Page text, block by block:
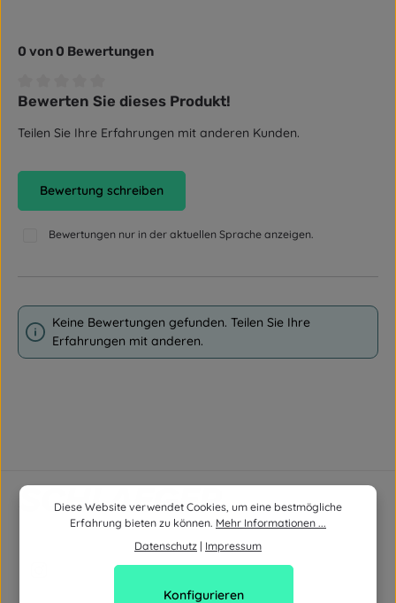
0 von 0 Bewertungen
Durchschnittliche Bewertung von 0 von 5 Sternen
Bewerten Sie dieses Produkt!
Teilen Sie Ihre Erfahrungen mit anderen Kunden.
Bewertung schreiben
Bewertungen nur in der aktuellen Sprache anzeigen.
Keine Bewertungen gefunden. Teilen Sie Ihre
Erfahrungen mit anderen.
Diese Website verwendet Cookies, um eine bestmögliche
Erfahrung bieten zu können. Mehr Informationen ...
Datenschutz | Impressum
Konfigurieren